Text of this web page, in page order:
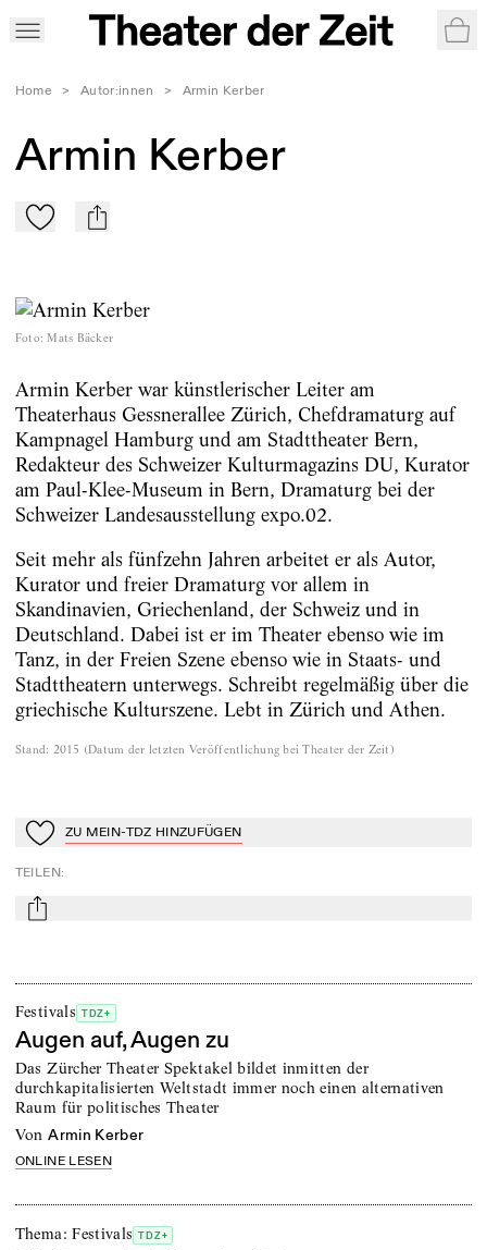
Home > Autor:innen > Armin Kerber
Armin Kerber
Zu Mein-TdZ hinzufügen
mail
Foto: Mats Bäcker
Armin Kerber war künstlerischer Leiter am
Theaterhaus Gessnerallee Zürich, Chefdramaturg auf
Kampnagel Hamburg und am Stadttheater Bern,
Redakteur des Schweizer Kulturmagazins DU, Kurator
am Paul-Klee-Museum in Bern, Dramaturg bei der
Schweizer Landesausstellung expo.02.
Seit mehr als fünfzehn Jahren arbeitet er als Autor,
Kurator und freier Dramaturg vor allem in
Skandinavien, Griechenland, der Schweiz und in
Deutschland. Dabei ist er im Theater ebenso wie im
Tanz, in der Freien Szene ebenso wie in Staats- und
Stadttheatern unterwegs. Schreibt regelmäßig über die
griechische Kulturszene. Lebt in Zürich und Athen.
Stand: 2015 (Datum der letzten Veröffentlichung bei Theater der Zeit )
Zu Mein-TdZ hinzufügen
ZU MEIN-TDZ HINZUFÜGEN
TEILEN:
mail
Festivals TDZ+
Augen auf, Augen zu
Das Zürcher Theater Spektakel bildet inmitten der
durchkapitalisierten Weltstadt immer noch einen alternativen
Raum für politisches Theater
von Armin Kerber
ONLINE LESEN
Thema: Festivals TDZ+